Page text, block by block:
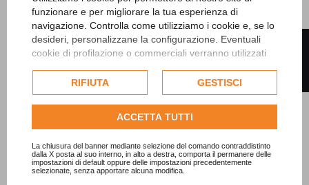
funzionare e per migliorare la tua esperienza di
navigazione. Controlla come utilizziamo i cookie e, se lo
desideri, personalizzane la configurazione. Eventuali
cookie di profilazione o commerciali verranno utilizzati
dell'utente e, se consentito, potrebbero essere utilizzati
per personalizzare gli annunci pubblicitari. Per ulteriori
informazioni su come Google utilizza i dati raccolti,
politica sulla privacy di Google
Consulta l'informativa cookie completa.
RIFIUTA GESTISCI
ACCETTA TUTTI
La chiusura del banner mediante selezione del comando contraddistinto
dalla X posta al suo interno, in alto a destra, comporta il permanere delle
impostazioni di default oppure delle impostazioni precedentemente
selezionate, senza apportare alcuna modifica.
Aquaforte
Bracciale Le Chicche
con saponette e
paste vitree rosa
Referenza H4182689
Articolo aq45
Prezzo
227,00 €
Aquaforte
Bracciale Mignon con
charms quadrati neri
Referenza H4182854
Articolo aq32
Prezzo
229,00 €